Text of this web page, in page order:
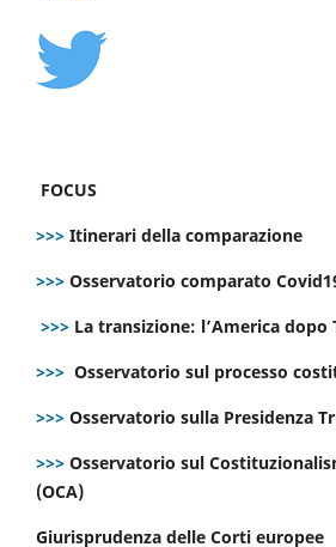
FOCUS
>>> Itinerari della comparazione
>>> Osservatorio comparato
>>> La transizione: l’America dopo
>>> Osservatorio sul processo
>>> Osservatorio sulla Presidenza
>>> Osservatorio sul
(OCA)
Giurisprudenza delle Corti europee